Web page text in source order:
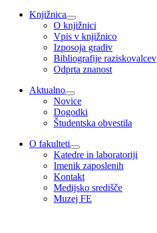
Knjižnica
O knjižnici
Vpis v knjižnico
Izposoja gradiv
Bibliografije raziskovalcev
Odprta znanost
Aktualno
Novice
Dogodki
Študentska obvestila
O fakulteti
Katedre in laboratoriji
Imenik zaposlenih
Kontakt
Medijsko središče
Muzej FE